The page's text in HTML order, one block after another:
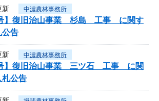
新 中濃農林事務所
号】復旧治山事業 杉島 工事 に関す
公告
新 中濃農林事務所
号】復旧治山事業 三ツ石 工事 に関
札公告